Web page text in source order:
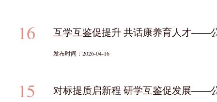
16 互学互鉴促提升 共话康养育人才——
发布时间：2026-04-16
15 对标提质启新程 研学互鉴促发展——